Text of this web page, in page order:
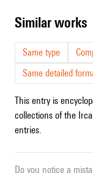
similar works
Same type
Same detailed
This entry is
collections of the
entries.
Do you notice a